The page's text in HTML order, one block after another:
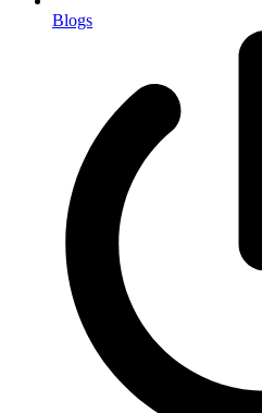
Blogs